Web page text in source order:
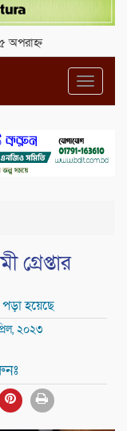
অপরাহ্ন
গ্রেপ্তার
হয়েছে
২০২৩